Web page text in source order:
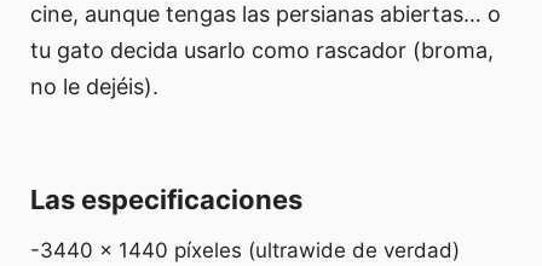
cine, aunque tengas las persianas abiertas… o
tu gato decida usarlo como rascador (broma,
no le dejéis).
Las especificaciones
-3440 × 1440 píxeles (ultrawide de verdad)